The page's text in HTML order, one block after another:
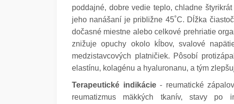
poddajné, dobre vedie teplo, chladne
jeho nanášaní je približne 45˚C. Dĺžka
dočasné miestne alebo celkové prehriatie
znižuje opuchy okolo kĺbov, svalové
medzistavcových platničiek. Pôsobí
elastínu, kolagénu a hyaluronanu, a tým
Terapeutické indikácie- reumatické
reumatizmus mäkkých tkanív, stavy po